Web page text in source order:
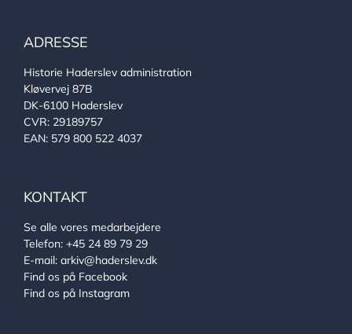
ADRESSE
Historie Haderslev administration
Kløvervej 87B
DK-6100 Haderslev
CVR: 29189757
EAN: 579 800 522 4037
KONTAKT
Se alle vores medarbejdere
Telefon: +45 24 89 79 29
E-mail: arkiv@haderslev.dk
Find os på Facebook
Find os på Instagram